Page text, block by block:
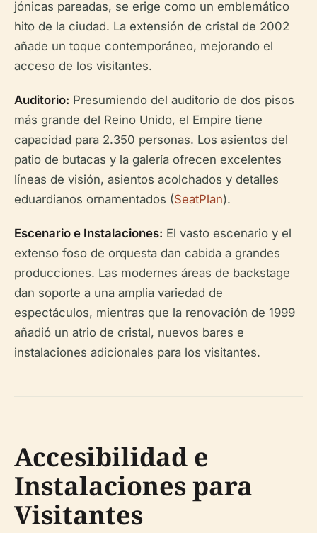
jónicas pareadas, se erige como un emblemático
hito de la ciudad. La extensión de cristal de 2002
añade un toque contemporáneo, mejorando el
acceso de los visitantes.
Auditorio: Presumiendo del auditorio de dos pisos
más grande del Reino Unido, el Empire tiene
capacidad para 2.350 personas. Los asientos del
patio de butacas y la galería ofrecen excelentes
líneas de visión, asientos acolchados y detalles
eduardianos ornamentados (SeatPlan).
Escenario e Instalaciones: El vasto escenario y el
extenso foso de orquesta dan cabida a grandes
producciones. Las modernes áreas de backstage
dan soporte a una amplia variedad de
espectáculos, mientras que la renovación de 1999
añadió un atrio de cristal, nuevos bares e
instalaciones adicionales para los visitantes.
Accesibilidad e
Instalaciones para
Visitantes